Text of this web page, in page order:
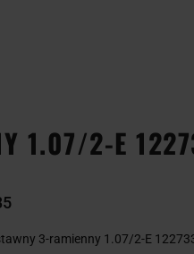
1.07/2-E
3-ramienny 1.07/2-E